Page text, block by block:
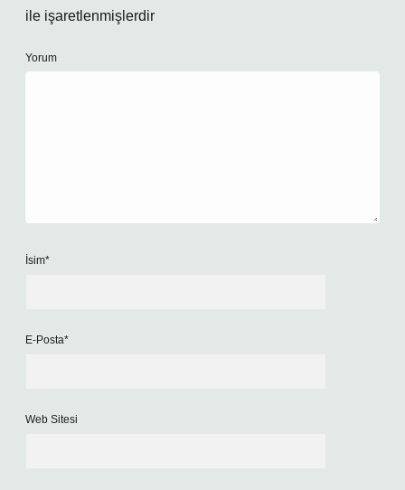
ile işaretlenmişlerdir
Yorum
İsim*
E-Posta*
Web Sitesi